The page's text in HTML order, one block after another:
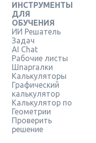
ИНСТРУМЕНТЫ
ДЛЯ
ОБУЧЕНИЯ
ИИ Решатель
Задач
AI Chat
Рабочие листы
Шпаргалки
Калькуляторы
Графический
калькулятор
Калькулятор по
Геометрии
Проверить
решение